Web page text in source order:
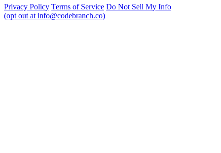
Privacy Policy Terms of Service Do Not Sell My Info
(opt out at info@codebranch.co)